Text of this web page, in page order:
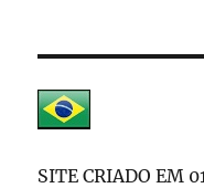
SITE CRIADO EM